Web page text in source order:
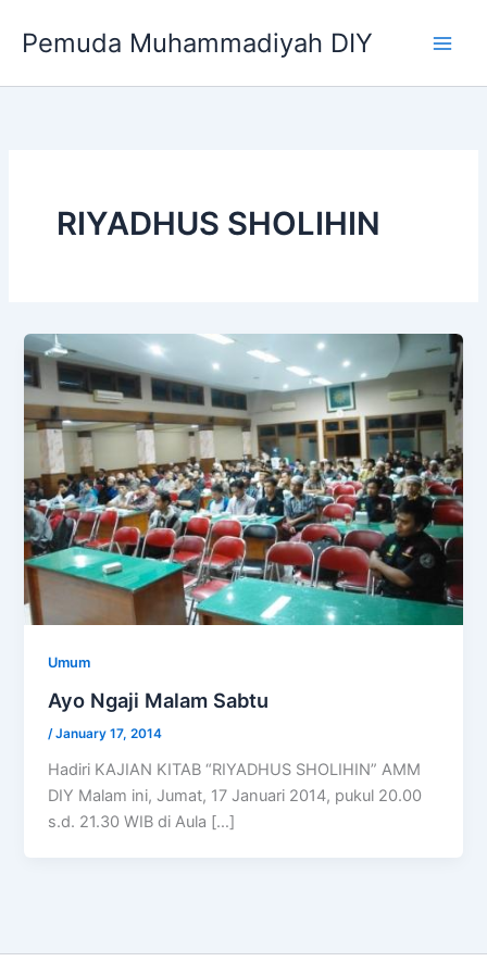
Pemuda Muhammadiyah DIY
RIYADHUS SHOLIHIN
Umum
Ayo Ngaji Malam Sabtu
/January 17, 2014
Hadiri KAJIAN KITAB “RIYADHUS SHOLIHIN” AMM
DIY Malam ini, Jumat, 17 Januari 2014, pukul 20.00
s.d. 21.30 WIB di Aula […]